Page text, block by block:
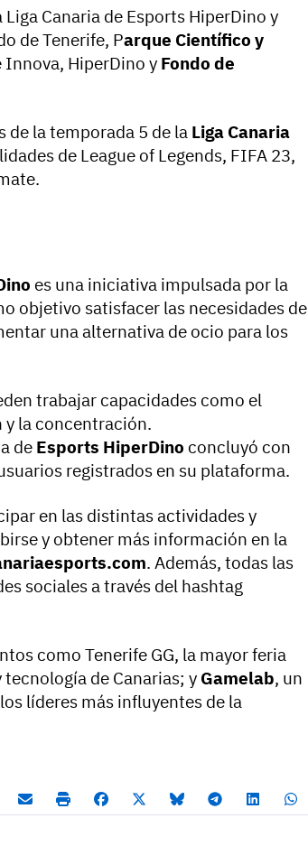
Canaria de Esports HiperDino y
de Tenerife, Parque Científico y
Innova, HiperDino y Fondo de
de la temporada 5 de la Liga Canaria
de League of Legends, FIFA 23,
es una iniciativa impulsada por la
objetivo satisfacer las necesidades de
una alternativa de ocio para los
trabajar capacidades como el
la concentración.
de Esports HiperDino concluyó con
registrados en su plataforma.
en las distintas actividades y
y obtener más información en la
. Además, todas las
sociales a través del hashtag
como Tenerife GG, la mayor feria
tecnología de Canarias; y Gamelab, un
líderes más influyentes de la